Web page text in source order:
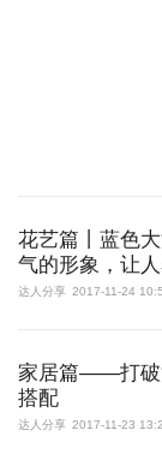
花艺篇丨蓝色
气的形象，让
达人分享 2017-11-24
家居篇——打破
搭配
达人分享 2017-11-23